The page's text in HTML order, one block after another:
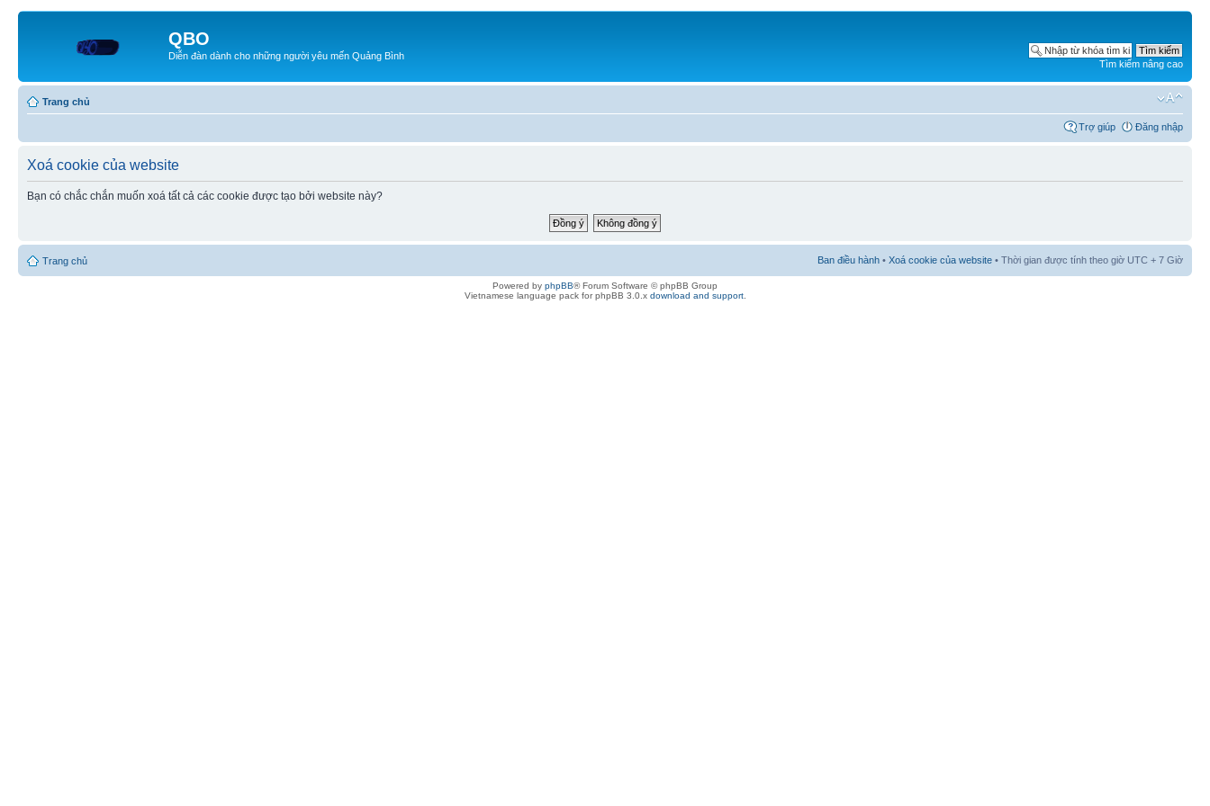
QBO
Diễn đàn dành cho những người yêu mến Quảng Bình
Tìm kiếm nâng cao
Trang chủ
Trợ giúp Đăng nhập
Xoá cookie của website
Bạn có chắc chắn muốn xoá tất cả các cookie được tạo bởi website này?
Trang chủ Ban điều hành • Xoá cookie của website • Thời gian được tính theo giờ UTC + 7 Giờ
Powered by phpBB® Forum Software © phpBB Group
Vietnamese language pack for phpBB 3.0.x download and support.